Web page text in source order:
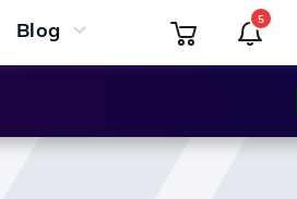
Blog 5